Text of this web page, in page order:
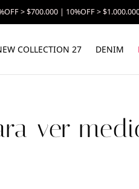
> $700.000 | 10%OFF >
COLLECTION 27 DENIM
ver